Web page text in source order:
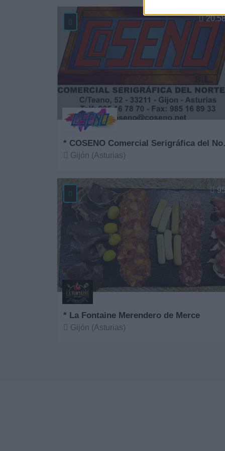
*
Gijón (Asturias)
Ver más
* La Fontaine Merendero de Merce
Gijón (Asturias)